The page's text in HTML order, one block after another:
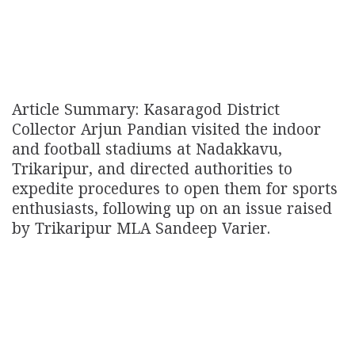
Article Summary: Kasaragod District
Collector Arjun Pandian visited the indoor
and football stadiums at Nadakkavu,
Trikaripur, and directed authorities to
expedite procedures to open them for sports
enthusiasts, following up on an issue raised
by Trikaripur MLA Sandeep Varier.